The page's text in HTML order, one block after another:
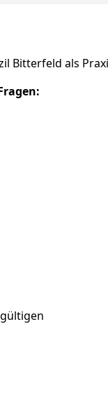
Bitterfeld als